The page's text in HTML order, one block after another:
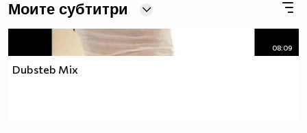
Моите субтитри
08:09
Dubsteb Mix